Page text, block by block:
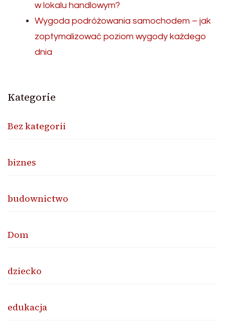
w lokalu handlowym?
Wygoda podróżowania samochodem – jak
zoptymalizować poziom wygody każdego
dnia
Kategorie
Bez kategorii
biznes
budownictwo
Dom
dziecko
edukacja